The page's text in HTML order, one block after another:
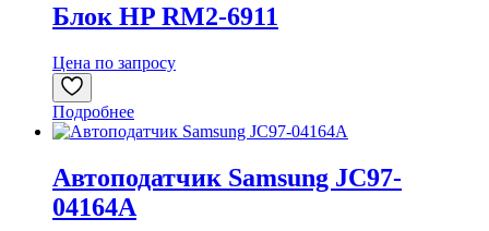
Блок HP RM2-6911
Цена по запросу
Подробнее
Автоподатчик Samsung JC97-
04164A